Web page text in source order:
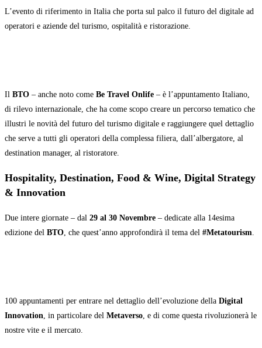
L’evento di riferimento in Italia che porta sul palco il futuro del digitale ad
operatori e aziende del turismo, ospitalità e ristorazione.
Il BTO – anche noto come Be Travel Onlife – è l’appuntamento Italiano,
di rilevo internazionale, che ha come scopo creare un percorso tematico che
illustri le novità del futuro del turismo digitale e raggiungere quel dettaglio
che serve a tutti gli operatori della complessa filiera, dall’albergatore, al
destination manager, al ristoratore.
Hospitality, Destination, Food & Wine, Digital Strategy
& Innovation
Due intere giornate – dal 29 al 30 Novembre – dedicate alla 14esima
edizione del BTO, che quest’anno approfondirà il tema del #Metatourism.
100 appuntamenti per entrare nel dettaglio dell’evoluzione della Digital
Innovation, in particolare del Metaverso, e di come questa rivoluzionerà le
nostre vite e il mercato.